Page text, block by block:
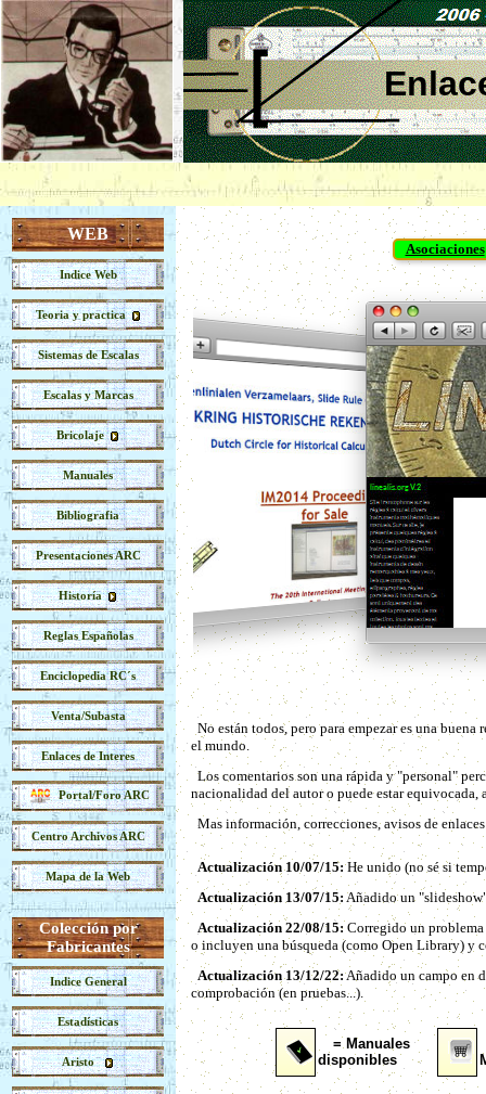
WEB
Indice Web
Teoria y practica
Sistemas de Escalas
Escalas y Marcas
Bricolaje
Manuales
Bibliografia
Presentaciones ARC
Historía
Reglas Españolas
Enciclopedia RC´s
Venta/Subasta
Enlaces de Interes
Portal/Foro ARC
Centro Archivos ARC
Mapa de la Web
Colección por
Fabricantes
Indice General
Estadísticas
Aristo
Asociaciones
No están todos, pero para empezar es una
el mundo.
Los comentarios son una rápida y "personal"
nacionalidad del autor o puede estar equivocada,
Mas información, correcciones, avisos de
Actualización 10/07/15:He unido (no sé si
Actualización 13/07/15: Añadido un
Actualización 22/08/15: Corregido un
o incluyen una búsqueda (como Open Library) y
Actualización 13/12/22:Añadido un campo en
comprobación (en pruebas...).
= Manuales
disponibles